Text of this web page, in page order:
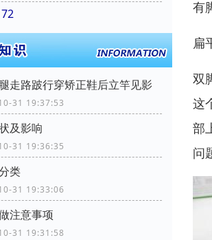
72
走路跛行穿矫正鞋后立竿见影
31 19:37:53
及影响
31 19:36:35
类
31 19:33:06
注意事项
31 19:31:58
有
扁
双
这
部
问